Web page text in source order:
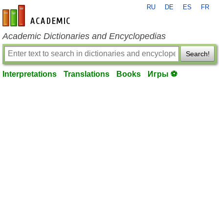
en-academic.com
RU DE ES FR
Academic Dictionaries and Encyclopedias
Search!
Interpretations Translations Books Игры ⚽